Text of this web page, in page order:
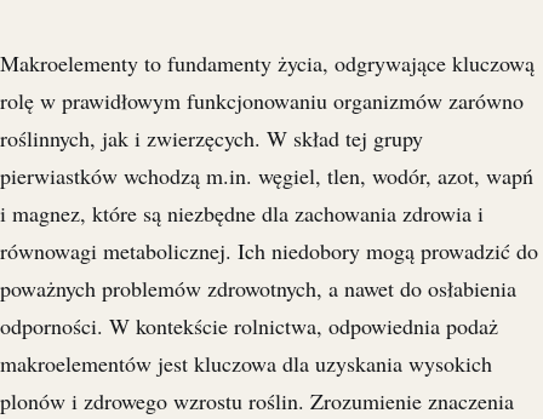
Makroelementy to fundamenty życia, odgrywające kluczową
rolę w prawidłowym funkcjonowaniu organizmów zarówno
roślinnych, jak i zwierzęcych. W skład tej grupy
pierwiastków wchodzą m.in. węgiel, tlen, wodór, azot, wapń
i magnez, które są niezbędne dla zachowania zdrowia i
równowagi metabolicznej. Ich niedobory mogą prowadzić do
poważnych problemów zdrowotnych, a nawet do osłabienia
odporności. W kontekście rolnictwa, odpowiednia podaż
makroelementów jest kluczowa dla uzyskania wysokich
plonów i zdrowego wzrostu roślin. Zrozumienie znaczenia